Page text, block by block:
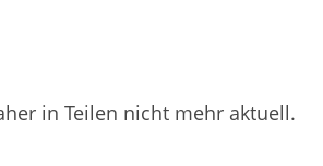
in Teilen nicht mehr aktuell.